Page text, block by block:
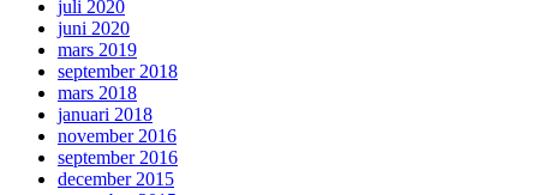
juli 2020
juni 2020
mars 2019
september 2018
mars 2018
januari 2018
november 2016
september 2016
december 2015